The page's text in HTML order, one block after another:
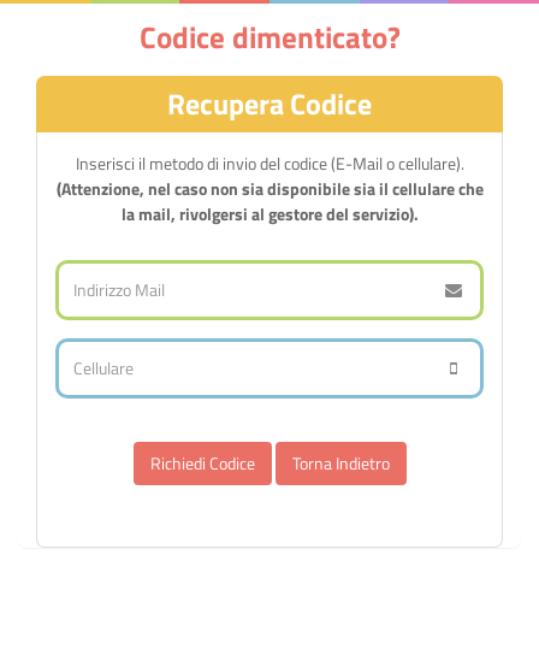
Codice dimenticato?
Recupera Codice
Inserisci il metodo di invio del codice (E-Mail o cellulare).
(Attenzione, nel caso non sia disponibile sia il cellulare che
la mail, rivolgersi al gestore del servizio).
Torna Indietro